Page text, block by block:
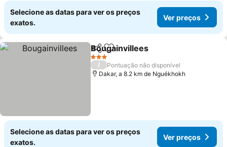
Selecione as datas para ver os preços
exatos.
Ver preços
PartilharAdicionar aos favoritos
Bougainvillees
3 Estrelas
/
Pontuação não disponível
Dakar, a 8.2 km de Nguékhokh
Selecione as datas para ver os preços
exatos.
Ver preços